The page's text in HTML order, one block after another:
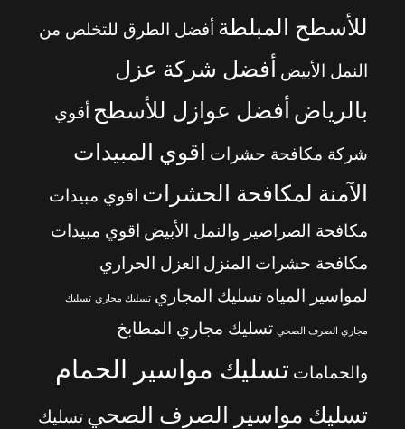
للأسطح المبلطة أفضل الطرق للتخلص من
النمل الأبيض
أفضل شركة عزل
بالرياض أفضل عوازل للأسطح أقوي
شركة مكافحة حشرات
اقوي المبيدات
الآمنة لمكافحة الحشرات اقوي مبيدات
مكافحة الصراصير والنمل الأبيض اقوي مبيدات
مكافحة حشرات المنزل العزل الحراري
لمواسير المياه تسليك المجاري تسليك مجاري تسليك
مجاري الصرف الصحي تسليك مجاري المطابخ
والحمامات تسليك مواسير الحمام
تسليك مواسير الصرف الصحي تسليك